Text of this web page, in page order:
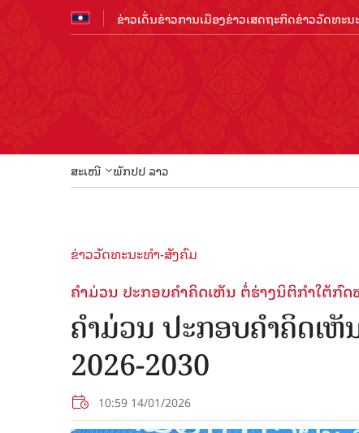
ຂ່າວເດັ່ນຂ່າວການເມືອງຂ່າວເສດຖະກິດຂ່າວວັດທະນ
ສະເໜີ ພັກປປ ລາວ
ຂ່າວວັດທະນະທຳ-ສັງຄົມ
ຄຳມ່ວນ ປະກອບຄຳຄິດເຫັນ ຕໍ່ຮ່າງນິຕິກຳໃຕ້ກົດ
ຄຳມ່ວນ ປະກອບຄຳຄິດເ
2026-2030
10:59 14/01/2026